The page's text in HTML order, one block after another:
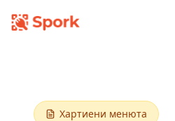
Хартиени менюта